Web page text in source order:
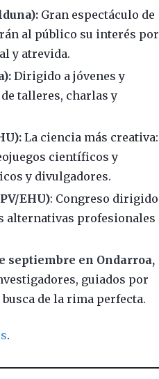
Gran espectáculo de
al público su interés por
y atrevida.
Dirigido a jóvenes y
talleres, charlas y
La ciencia más creativa:
científicos y
y divulgadores.
EHU): Congreso dirigido
alternativas profesionales
septiembre en Ondarroa,
guiados por
de la rima perfecta.
.